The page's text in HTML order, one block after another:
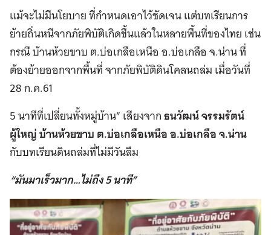
แม้จะไม่มีนโยบาย ที่กำหนดเอาไว้ชัดเจน แต่บทเรียนการ
ย้ายถิ่นหนีจากภัยพิบัติเกิดขึ้นแล้วในหลายพื้นที่ของไทย เช่น
กรณี บ้านห้วยขาบ ต.บ่อเกลือเหนือ อ.บ่อเกลือ จ.น่าน ที่
ต้องย้ายออกจากพื้นที่ จากภัยพิบัติดินโคลนถล่ม เมื่อวันที่
28 ก.ค.61
5 นาทีที่เปลี่ยนทั้งหมู่บ้าน” เสียงจากธนวัฒน์ จรรมรัตน์
ผู้ใหญ่ บ้านห้วยขาบ ต.บ่อเกลือเหนือ อ.บ่อเกลือ จ.น่าน
กับบทเรียนดินถล่มที่ไม่มีวันลืม
“มันมาเร็วมาก…ไม่ถึง 5 นาที”